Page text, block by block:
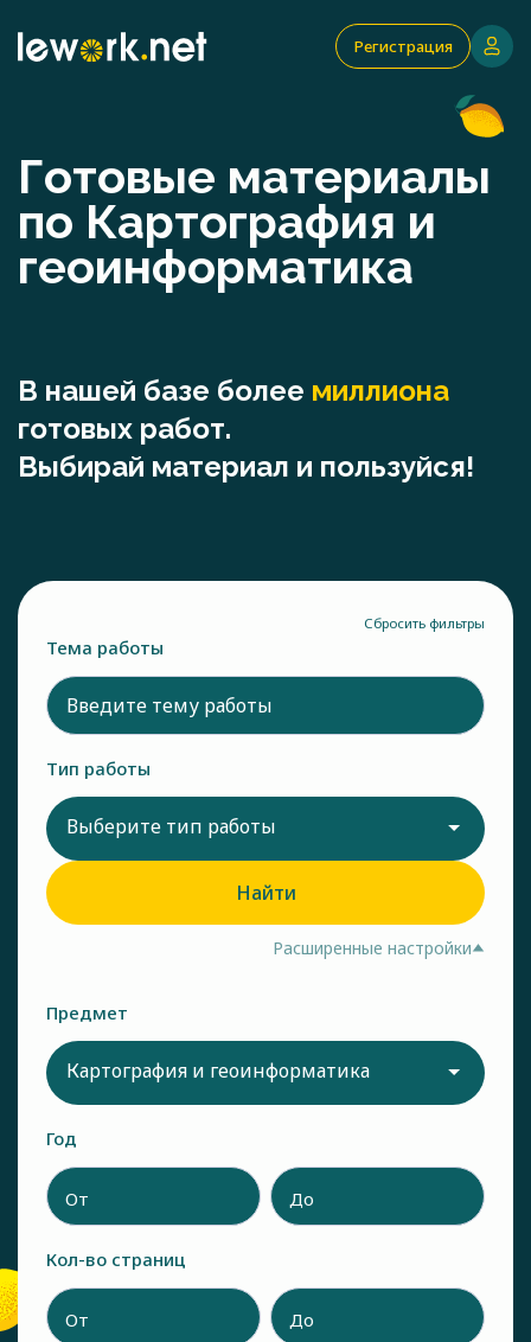
Регистрация
Готовые материалы
по Картография и
геоинформатика
В нашей базе более миллиона
готовых работ.
Выбирай материал и пользуйся!
Сбросить фильтры
Тема работы
Тип работы
Выберите тип работы
Найти
Расширенные настройки
Предмет
Картография и геоинформатика
Год
От До
Кол-во страниц
От До